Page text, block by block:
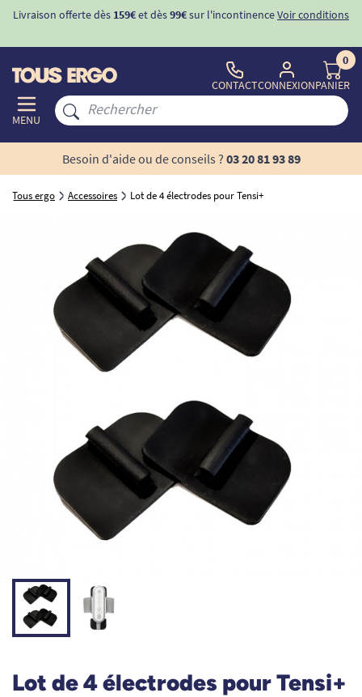
Livraison offerte dès 159€et dès99€sur l'incontinenceVoir conditions
MENU
CONTACTCONNEXION
0
PANIER
Besoin d'aide ou de conseils ? 03 20 81 93 89
Tous ergo Accessoires Lot de 4 électrodes pour Tensi+
Lot de 4 électrodes pour Tensi+